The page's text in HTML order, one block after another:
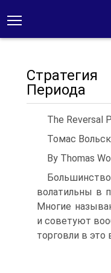
Периода
The Reversal
Томас
By Thomas
волатильны в
Многие
и советуют
торговли в это